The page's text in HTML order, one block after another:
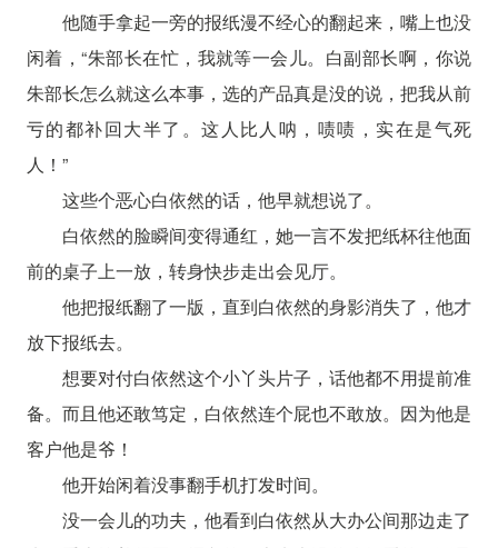
他随手拿起一旁的报纸漫不经心的翻起来，嘴上也没
闲着，“朱部长在忙，我就等一会儿。白副部长啊，你说
朱部长怎么就这么本事，选的产品真是没的说，把我从前
亏的都补回大半了。这人比人呐，啧啧，实在是气死
人！”
这些个恶心白依然的话，他早就想说了。
白依然的脸瞬间变得通红，她一言不发把纸杯往他面
前的桌子上一放，转身快步走出会见厅。
他把报纸翻了一版，直到白依然的身影消失了，他才
放下报纸去。
想要对付白依然这个小丫头片子，话他都不用提前准
备。而且他还敢笃定，白依然连个屁也不敢放。因为他是
客户他是爷！
他开始闲着没事翻手机打发时间。
没一会儿的功夫，他看到白依然从大办公间那边走了